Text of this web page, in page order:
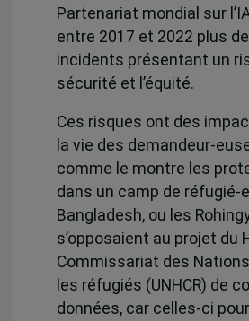
Partenariat mondial sur
entre 2017 et 2022 plus
incidents présentant un
sécurité et l’équité.
Ces risques ont des
la vie des demandeur-
comme le montre les
dans un camp de réfugié-
Bangladesh,ou les
s’opposaient au projet du
Commissariat des
les réfugiés (UNHCR) de
données, car celles-ci